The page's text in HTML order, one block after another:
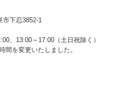
市下忍3852-1
、13:00～17:00（土日祝除く）
間を変更いたしました。